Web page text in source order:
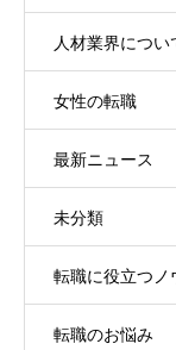
人材業界につい
女性の転職
最新ニュース
未分類
転職に役立つノ
転職のお悩み